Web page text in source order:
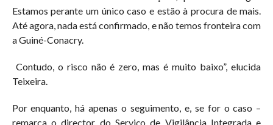
Estamos perante um único caso e estão à procura de mais.
Até agora, nada está confirmado, e não temos fronteira com
a Guiné-Conacry.
Contudo, o risco não é zero, mas é muito baixo”, elucida
Teixeira.
Por enquanto, há apenas o seguimento, e, se for o caso –
remarca o director do Serviço de Vigilância Integrada e